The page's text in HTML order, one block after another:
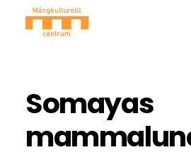
Somayas